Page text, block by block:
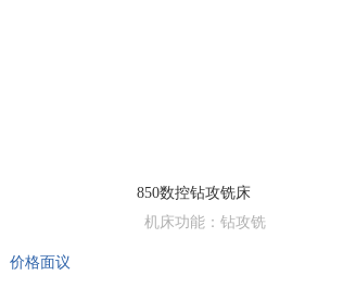
850数控钻攻铣床
机床功能：钻攻铣
价格面议